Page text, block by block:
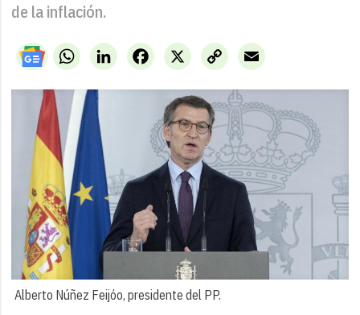
de la inflación.
WhatsAppLinkedIn X
Facebook
Copy
Link
Email
Alberto Núñez Feijóo, presidente del PP.